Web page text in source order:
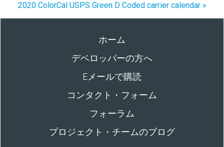
2020 ColorCal USPS Green D Coded carrier calendar »
ホーム
デベロッパーの方へ
Eメールで購読
コンタクト・フォーム
フォーラム
プロジェクト・チームのブログ